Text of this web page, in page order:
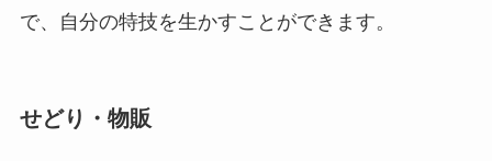
で、自分の特技を生かすことができます。
せどり・物販